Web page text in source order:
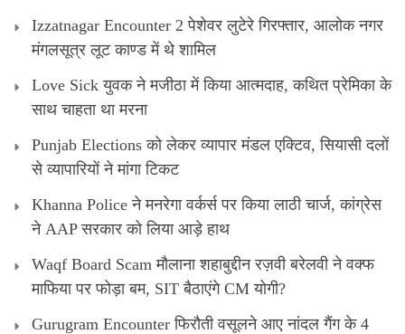
Izzatnagar Encounter 2 पेशेवर लुटेरे गिरफ्तार, आलोक नगर
मंगलसूत्र लूट काण्‍ड में थे शामिल
Love Sick युवक ने मजीठा में किया आत्मदाह, कथित प्रेमिका के
साथ चाहता था मरना
Punjab Elections को लेकर व्यापार मंडल एक्टिव, सियासी दलों
से व्यापारियों ने मांगा टिकट
Khanna Police ने मनरेगा वर्कर्स पर किया लाठी चार्ज, कांग्रेस
ने AAP सरकार को लिया आड़े हाथ
Waqf Board Scam मौलाना शहाबुद्दीन रज़वी बरेलवी ने वक्फ
माफिया पर फोड़ा बम, SIT बैठाएंगे CM योगी?
Gurugram Encounter फिरौती वसूलने आए नांदल गैंग के 4